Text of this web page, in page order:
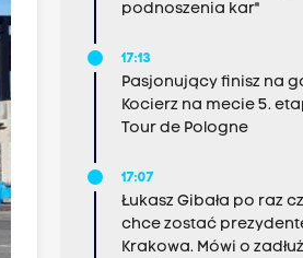
podnoszenia kar"
17:13
Pasjonujący finisz na
Kocierz na mecie 5.
Tour de Pologne
17:07
Łukasz Gibała po raz
chce zostać
Krakowa. Mówi o